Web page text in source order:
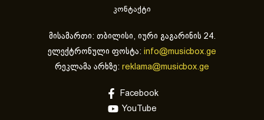
კონტაქტი
მისამართი: თბილისი, იური გაგარინის 24.
ელექტრონული ფოსტა: info@musicbox.ge
რეკლამა არხზე: reklama@musicbox.ge
Facebook
YouTube